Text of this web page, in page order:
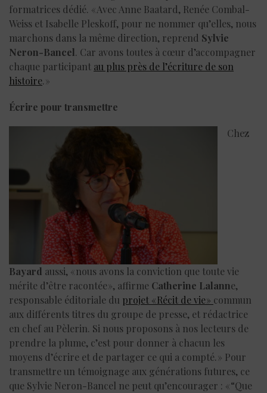
formatrices dédié. « Avec Anne Baatard, Renée Combal-
Weiss et Isabelle Pleskoff, pour ne nommer qu’elles, nous
marchons dans la même direction, reprend Sylvie
Neron-Bancel. Car avons toutes à cœur d’accompagner
chaque participant au plus près de l’écriture de son
histoire. »
Écrire pour transmettre
Chez
Bayard aussi, « nous avons la conviction que toute vie
mérite d’être racontée », affirme Catherine Lalanne,
responsable éditoriale du projet « Récit de vie » commun
aux différents titres du groupe de presse, et rédactrice
en chef au Pèlerin. Si nous proposons à nos lecteurs de
prendre la plume, c’est pour donner à chacun les
moyens d’écrire et de partager ce qui a compté. » Pour
transmettre un témoignage aux générations futures, ce
que Sylvie Neron-Bancel ne peut qu’encourager : « “Que